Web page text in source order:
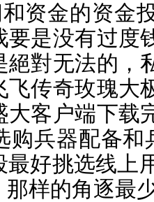
资金的资金
要是没有过度
絕對无法的，
飞传奇玫瑰大
大客户端下载
购兵器配备
最好挑选线上
样的角逐最